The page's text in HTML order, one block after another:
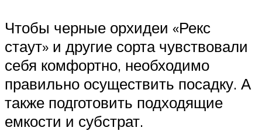
Чтобы черные орхидеи «Рекс
стаут» и другие сорта чувствовали
себя комфортно, необходимо
правильно осуществить посадку. А
также подготовить подходящие
емкости и субстрат.